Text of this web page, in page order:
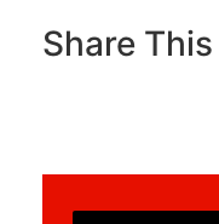
Share